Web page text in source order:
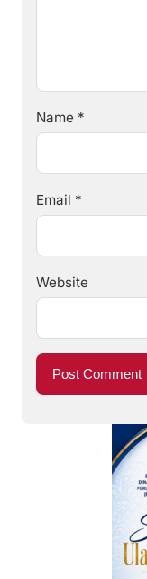
Name *
Email *
Website